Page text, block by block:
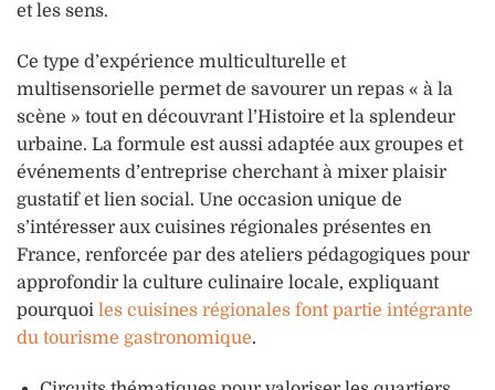
et les sens.
Ce type d’expérience multiculturelle et
multisensorielle permet de savourer un repas « à la
scène » tout en découvrant l’Histoire et la splendeur
urbaine. La formule est aussi adaptée aux groupes et
événements d’entreprise cherchant à mixer plaisir
gustatif et lien social. Une occasion unique de
s’intéresser aux cuisines régionales présentes en
France, renforcée par des ateliers pédagogiques pour
approfondir la culture culinaire locale, expliquant
pourquoi les cuisines régionales font partie intégrante
du tourisme gastronomique.